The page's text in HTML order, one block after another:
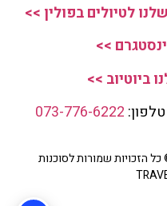
לטיולים בפולין >>
>>
ביוטיוב >>
טלפון: 073-776-6222
הזכויות שמורות לסוכנות